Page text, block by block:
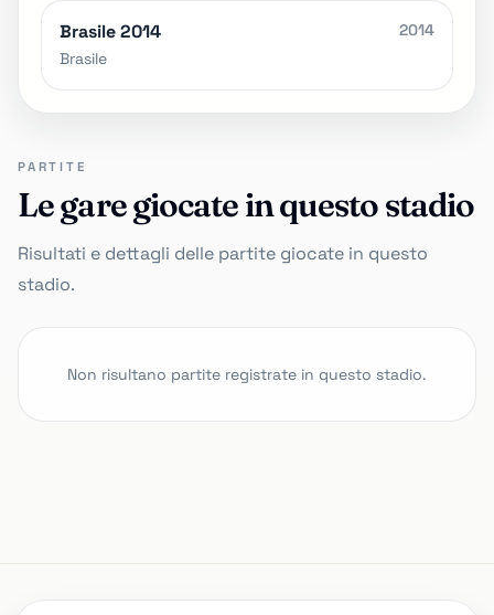
Brasile 2014
Brasile
2014
PARTITE
Le gare giocate in questo stadio
Risultati e dettagli delle partite giocate in questo
stadio.
Non risultano partite registrate in questo stadio.